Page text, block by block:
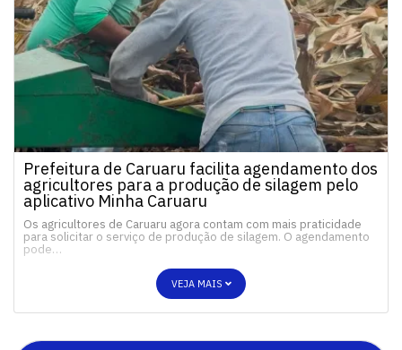
Prefeitura de Caruaru facilita agendamento dos
agricultores para a produção de silagem pelo
aplicativo Minha Caruaru
Os agricultores de Caruaru agora contam com mais praticidade
para solicitar o serviço de produção de silagem. O agendamento
pode…
VEJA MAIS